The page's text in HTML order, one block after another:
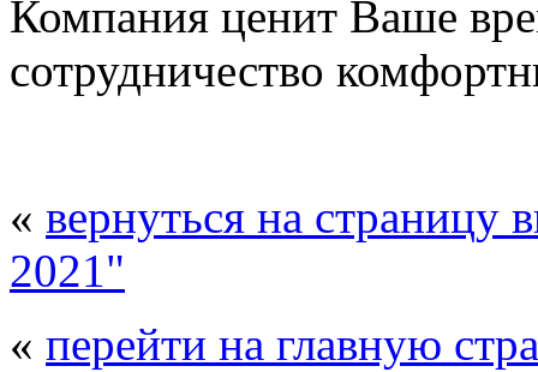
Компания ценит Ваше
сотрудничество
« вернуться на страницу
2021"
« перейти на главную